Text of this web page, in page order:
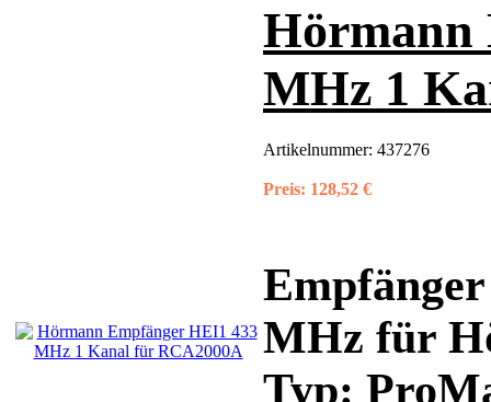
Hörmann
MHz 1
Artikelnummer: 437276
Preis: 128,52 €
MHz für
Typ: